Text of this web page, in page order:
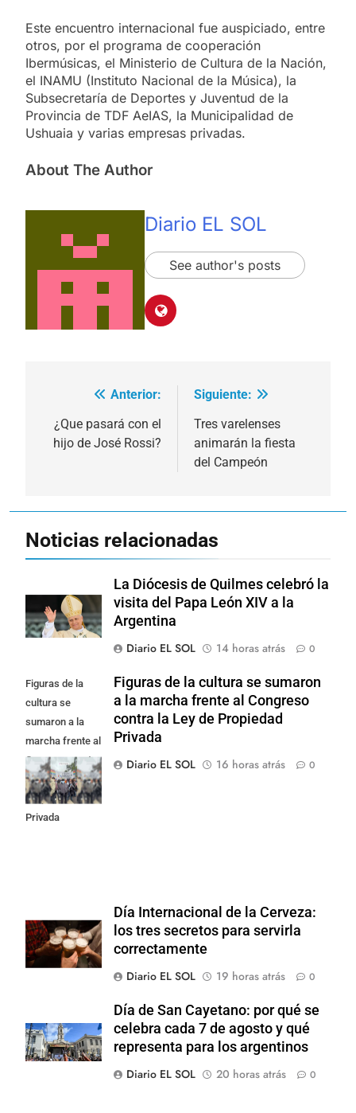
Este encuentro internacional fue auspiciado, entre
otros, por el programa de cooperación
Ibermúsicas, el Ministerio de Cultura de la Nación,
el INAMU (Instituto Nacional de la Música), la
Subsecretaría de Deportes y Juventud de la
Provincia de TDF AeIAS, la Municipalidad de
Ushuaia y varias empresas privadas.
About The Author
Diario EL SOL
See author's posts
Navegación
de
entradas
Anterior:
¿Que pasará con el
hijo de José Rossi?
Siguiente:
Tres varelenses
animarán la fiesta
del Campeón
Noticias relacionadas
La Diócesis de Quilmes celebró la
visita del Papa León XIV a la
Argentina
Diario EL SOL
14 horas atrás 0
Figuras de la
cultura se
sumaron a la
marcha frente al
Congreso contra
la Ley de
Propiedad
Privada
Figuras de la cultura se sumaron
a la marcha frente al Congreso
contra la Ley de Propiedad
Privada
Diario EL SOL
16 horas atrás 0
Día Internacional de la Cerveza:
los tres secretos para servirla
correctamente
Diario EL SOL
19 horas atrás 0
Día de San Cayetano: por qué se
celebra cada 7 de agosto y qué
representa para los argentinos
Diario EL SOL
20 horas atrás 0